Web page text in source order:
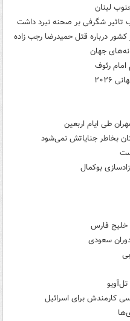
لبنان
تاثیر شگرفی بر صحنه نبرد داشت
درباره قتل حمیدرضا رجب زاده
جهان
رئوف
بخاطر جنایاتش نمی‌شود
بوکمال
خلیج فارس
کارمندش برای اسرائیل